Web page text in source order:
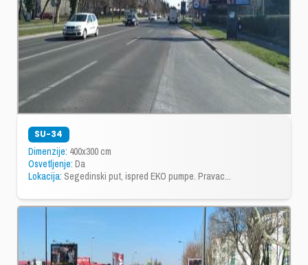
SU-34
Dimenzije: 400x300 cm
Osvetljenje: Da
Lokacija: Segedinski put, ispred EKO pumpe. Pravac...